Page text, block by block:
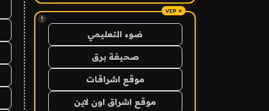
!
ضوء التعليمي
صحيفة برق
موقع اشراقات
موقع اشراق اون لاين